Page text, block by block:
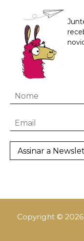
Copyright ©